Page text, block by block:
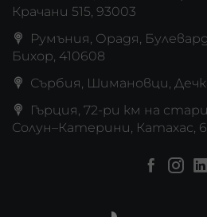
Крачани 515, 93003
Румъния, Орадя,
Бихор, 410608
Сърбия, Шимановци,
Гърция, 72-ри км на
Солун–Катерини, Катахас,